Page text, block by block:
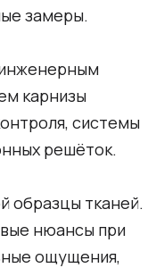
замеры.
карнизы
системы
решёток.
образцы тканей.
нюансы при
ощущения,